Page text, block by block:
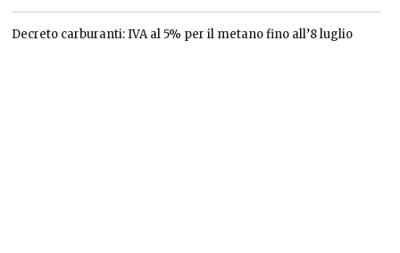
Decreto carburanti: IVA al 5% per il metano fino all’8 luglio